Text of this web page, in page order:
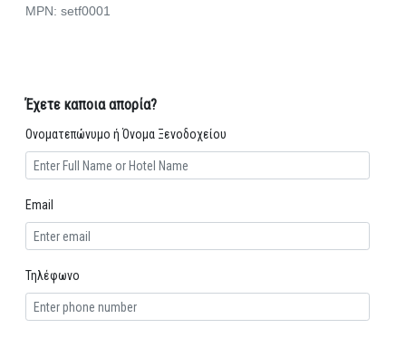
MPN: setf0001
Έχετε καποια απορία?
Ονοματεπώνυμο ή Όνομα Ξενοδοχείου
Email
Τηλέφωνο